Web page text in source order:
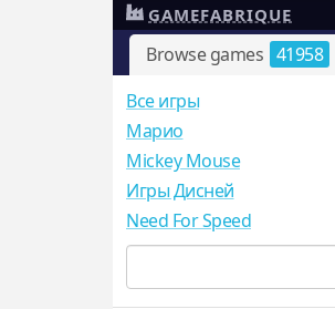
Browse games 41958
GAMEFABRIQUE
Все игры
Mарио
Mickey Mouse
Игры Дисней
Need For Speed